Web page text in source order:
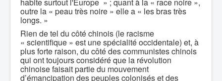
outre la « peau très noire » elle a « les bras très
longs. »
Rien de tel du côté chinois (le racisme
« scientifique » est une spécialité occidentale) et, à
plus forte raison, du côté des communistes chinois
qui ont toujours considéré que la révolution
chinoise faisait partie du mouvement
d’émancipation des peuples colonisés et des